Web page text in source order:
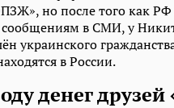
но после того как
сообщениям в СМИ, у
украинского
в России.
денег друзей